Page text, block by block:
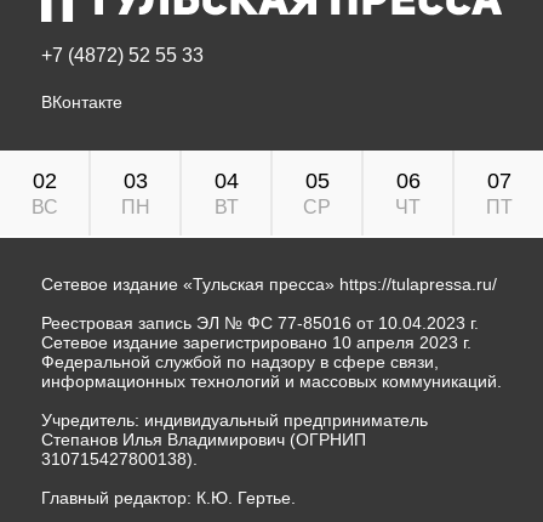
+7 (4872) 52 55 33
ВКонтакте
02
ВС
03
ПН
04
ВТ
05
СР
06
ЧТ
07
ПТ
Сетевое издание «Тульская пресса» https://tulapressa.ru/
Реестровая запись ЭЛ № ФС 77-85016 от 10.04.2023 г.
Сетевое издание зарегистрировано 10 апреля 2023 г.
Федеральной службой по надзору в сфере связи,
информационных технологий и массовых коммуникаций.
Учредитель: индивидуальный предприниматель
Степанов Илья Владимирович (ОГРНИП
310715427800138).
Главный редактор: К.Ю. Гертье.